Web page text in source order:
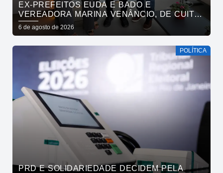
EX-PREFEITOS EUDA E BADO E
VEREADORA MARINA VENÂNCIO, DE CUITÉ,
REAFIRMAM APOIO A CÍCERO, VENEZIANO E
ANDRÉ GADELHA
6 de agosto de 2026
POLÍTICA
PRD E SOLIDARIEDADE DECIDEM PELA